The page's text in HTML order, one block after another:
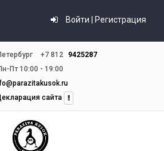
Войти | Регистрация
+7 812
9425287
Пт 10:00 - 19:00
сайта